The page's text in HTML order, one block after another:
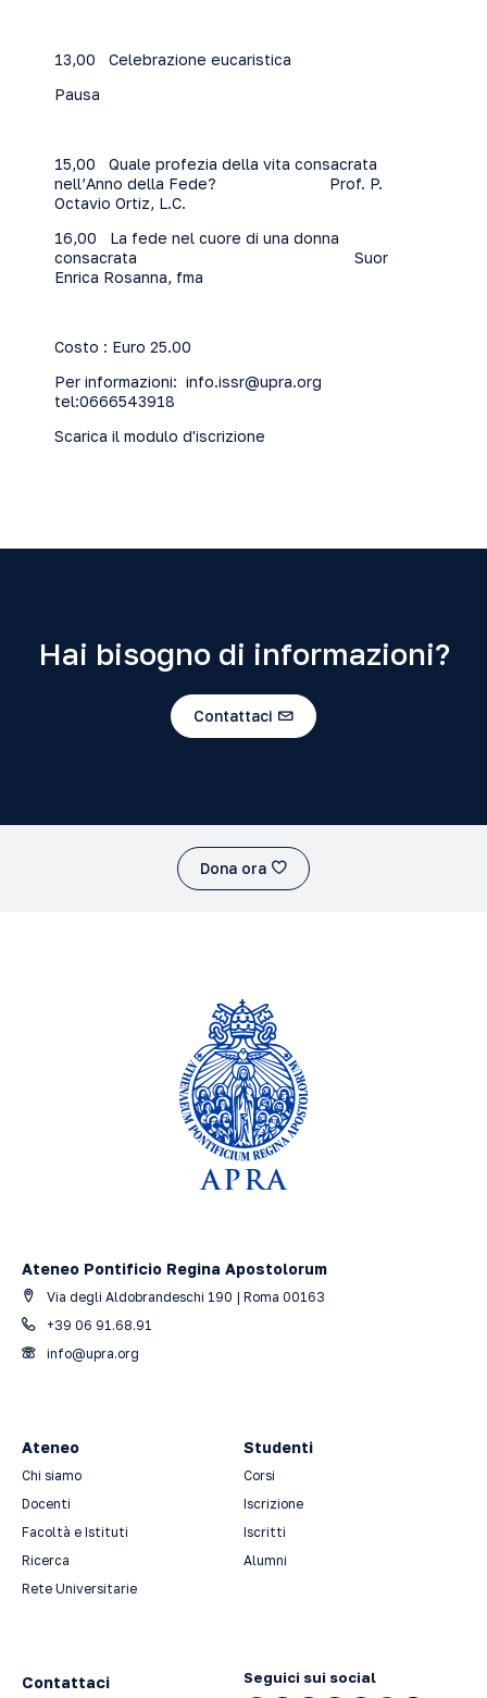
13,00 Celebrazione eucaristica
Pausa
15,00 Quale profezia della vita consacrata
nell’Anno della Fede? Prof. P.
Octavio Ortiz, L.C.
16,00 La fede nel cuore di una donna
consacrata Suor
Enrica Rosanna, fma
Costo : Euro 25.00
Per informazioni: info.issr@upra.org
tel:0666543918
Scarica il modulo d'iscrizione
Hai bisogno di informazioni?
Contattaci
Dona ora
Ateneo Pontificio Regina Apostolorum
Via degli Aldobrandeschi 190 | Roma 00163
+39 06 91.68.91
info@upra.org
Ateneo
Chi siamo
Docenti
Facoltà e Istituti
Ricerca
Rete Universitarie
Studenti
Corsi
Iscrizione
Iscritti
Alumni
Contattaci Seguici sui social